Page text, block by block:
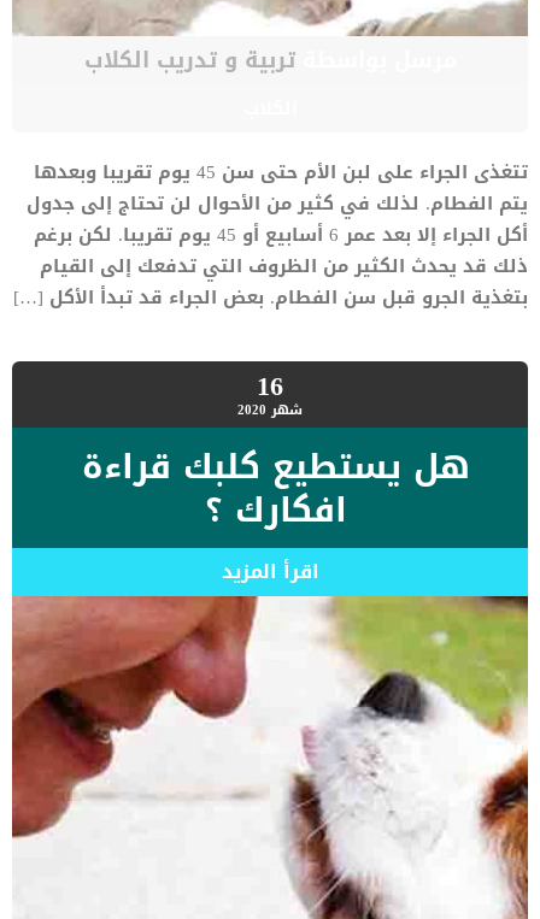
مرسل بواسطةتربية و تدريب الكلاب
تتغذى الجراء على لبن الأم حتى سن 45 يوم تقريبا وبعدها
يتم الفطام. لذلك في كثير من الأحوال لن تحتاج إلى جدول
أكل الجراء إلا بعد عمر 6 أسابيع أو 45 يوم تقريبا. لكن برغم
ذلك قد يحدث الكثير من الظروف التي تدفعك إلى القيام
بتغذية الجرو قبل سن الفطام. بعض الجراء قد تبدأ الأكل […]
16شهر 2020
هل يستطيع كلبك قراءة
افكارك ؟
اقرأ المزيد